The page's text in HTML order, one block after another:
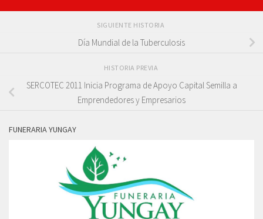
SIGUIENTE HISTORIA
Día Mundial de la Tuberculosis
HISTORIA PREVIA
SERCOTEC 2011 Inicia Programa de Apoyo Capital Semilla a
Emprendedores y Empresarios
FUNERARIA YUNGAY